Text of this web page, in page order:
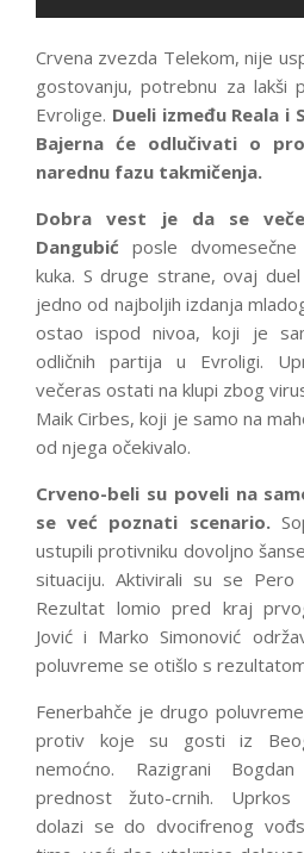
Crvena zvezda Telekom, nije
gostovanju, potrebnu za lakši
Evrolige. Dueli između Reala
Bajerna će odlučivati o
narednu fazu takmičenja.
Dobra vest je da se
Dangubić posle
kuka. S druge strane, ovaj
jedno od najboljih izdanja
ostao ispod nivoa, koji je
odličnih partija u Evroligi.
večeras ostati na klupi zbog
Maik Cirbes, koji je samo na
od njega očekivalo.
Crveno-beli su poveli na
se već poznati scenario.
ustupili protivniku dovoljno
situaciju. Aktivirali su se Pero
Rezultat lomio pred kraj
Jović i Marko Simonović
poluvreme se otišlo s
Fenerbahče je drugo
protiv koje su gosti iz
nemoćno. Razigrani
prednost žuto-crnih. Uprkos
dolazi se do dvocifrenog